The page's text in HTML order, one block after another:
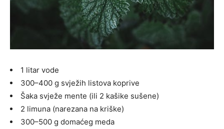
1 litar vode
300–400 g svježih listova koprive
Šaka svježe mente (ili 2 kašike sušene)
2 limuna (narezana na kriške)
300–500 g domaćeg meda